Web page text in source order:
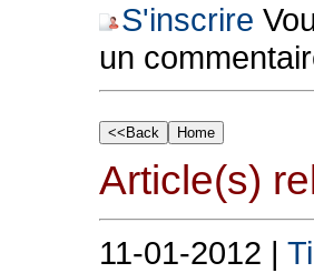
S'inscrire
un
Article(s)
11-01-2012 |